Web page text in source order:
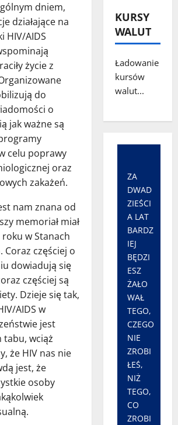
dniem,
działające na
HIV/AIDS
życie z
do
o
jak ważne są
celu poprawy
oraz
zakażeń.
nam znana od
memoriał miał
w Stanach
Coraz częściej o
dowiadują się
częściej są
Dzieje się tak,
AIDS w
jest
tabu, wciąż
że HIV nas nie
jest, że
osoby
KURSY
WALUT
Ładowanie
kursów
walut...
ZA
DWAD
ZIEŚCI
A LAT
BARDZ
IEJ
BĘDZI
ESZ
ŻAŁO
WAŁ
TEGO,
CZEGO
NIE
ZROBI
ŁEŚ,
NIŻ
TEGO,
CO
ZROBI